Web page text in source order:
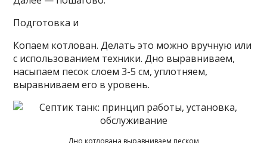
Подготовка и
Копаем котлован. Делать это можно вручную или
с использованием техники. Дно выравниваем,
насыпаем песок слоем 3-5 см, уплотняем,
выравниваем его в уровень.
Дно котлована выравниваем песком